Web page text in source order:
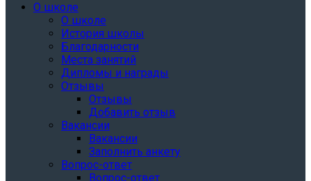
О школе
О школе
История школы
Благодарности
Места занятий
Дипломы и награды
Отзывы
Отзывы
Добавить отзыв
Вакансии
Вакансии
Заполнить анкету
Вопрос-ответ
Вопрос-ответ